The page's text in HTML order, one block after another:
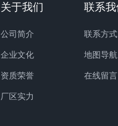
关于我们
公司简介
企业文化
资质荣誉
厂区实力
联系
联系方式
地图导航
在线留言